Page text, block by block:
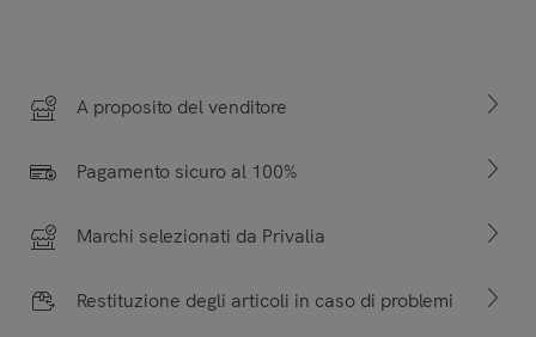
A proposito del venditore
Pagamento sicuro al 100%
Marchi selezionati da Privalia
Restituzione degli articoli in caso di problemi